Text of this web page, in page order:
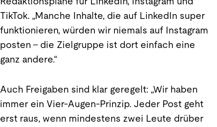
TikTok. „Manche Inhalte, die auf LinkedIn super
funktionieren, würden wir niemals auf Instagram
posten – die Zielgruppe ist dort einfach eine
ganz andere.“
Auch Freigaben sind klar geregelt: „Wir haben
immer ein Vier-Augen-Prinzip. Jeder Post geht
erst raus, wenn mindestens zwei Leute drüber